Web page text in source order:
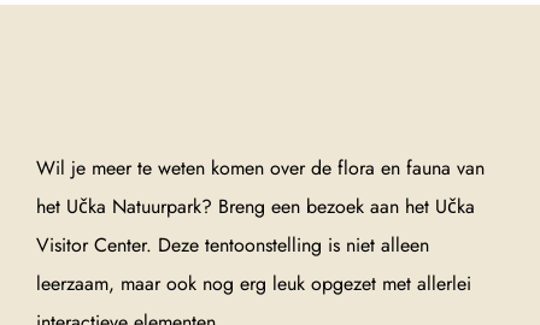
Wil je meer te weten komen over de flora en fauna van
het Učka Natuurpark? Breng een bezoek aan het Učka
Visitor Center. Deze tentoonstelling is niet alleen
leerzaam, maar ook nog erg leuk opgezet met allerlei